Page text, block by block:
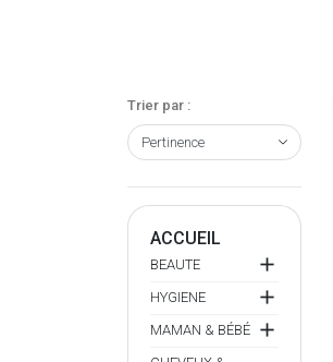
Trier par :
ACCUEIL
BEAUTE 
HYGIENE 
MAMAN & BÉBÉ 